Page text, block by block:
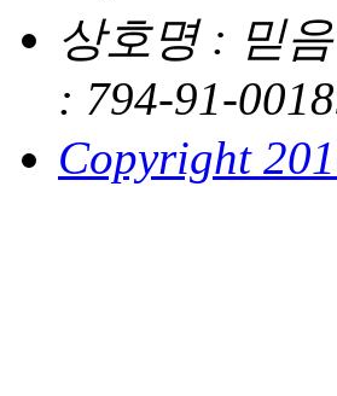
상호명 : 믿
: 794-91-
Copyright